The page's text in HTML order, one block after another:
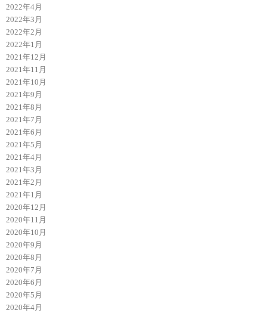
2022年4月
2022年3月
2022年2月
2022年1月
2021年12月
2021年11月
2021年10月
2021年9月
2021年8月
2021年7月
2021年6月
2021年5月
2021年4月
2021年3月
2021年2月
2021年1月
2020年12月
2020年11月
2020年10月
2020年9月
2020年8月
2020年7月
2020年6月
2020年5月
2020年4月